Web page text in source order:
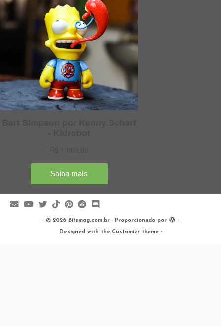
· © 2026 Bitsmag.com.br· Proporcionado por ·
Designed with the Customizr theme ·